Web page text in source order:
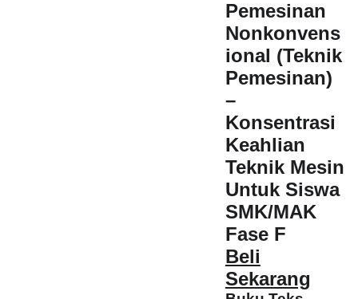
Pemesinan
Nonkonvens
ional (Teknik
Pemesinan)
–
Konsentrasi
Keahlian
Teknik Mesin
Untuk Siswa
SMK/MAK
Fase F
Beli
Sekarang